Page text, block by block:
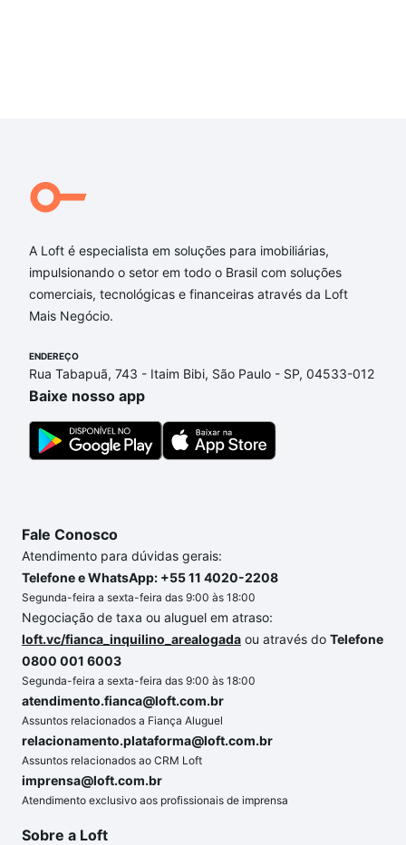
A Loft é especialista em soluções para imobiliárias,
impulsionando o setor em todo o Brasil com soluções
comerciais, tecnológicas e financeiras através da Loft
Mais Negócio.
ENDEREÇO
Rua Tabapuã, 743 - Itaim Bibi, São Paulo - SP, 04533-012
Baixe nosso app
Fale Conosco
Atendimento para dúvidas gerais:
Telefone e WhatsApp: +55 11 4020-2208
Segunda-feira a sexta-feira das 9:00 às 18:00
Negociação de taxa ou aluguel em atraso:
loft.vc/fianca_inquilino_arealogada ou através do Telefone
0800 001 6003
Segunda-feira a sexta-feira das 9:00 às 18:00
atendimento.fianca@loft.com.br
Assuntos relacionados a Fiança Aluguel
relacionamento.plataforma@loft.com.br
Assuntos relacionados ao CRM Loft
imprensa@loft.com.br
Atendimento exclusivo aos profissionais de imprensa
Sobre a Loft